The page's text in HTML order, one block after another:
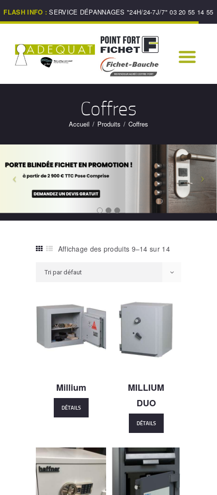
FLASH INFO : SERVICE DÉPANNAGES "24H/24-7J/7" 03 20 55 14 55
Coffres
Accueil Produits Coffres
ACCUEIL
DÉPANNAGE 7J/7,
24H/24
PRÉSENTATION
PRESTATIONS
NORMES DE
SÉCURITÉ
CONTACT
Affichage des produits 9–14 sur 14
Millium
DÉTAILS
MILLIUM
DUO
DÉTAILS